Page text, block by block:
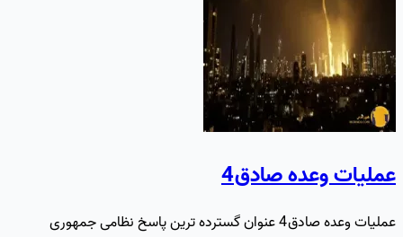
عملیات وعده صادق 4
عملیات وعده صادق 4 عنوان گسترده ترین پاسخ نظامی جمهوری